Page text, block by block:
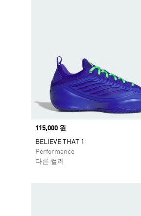
Price
115,000 원
BELIEVE THAT 1
Performance
다른 컬러